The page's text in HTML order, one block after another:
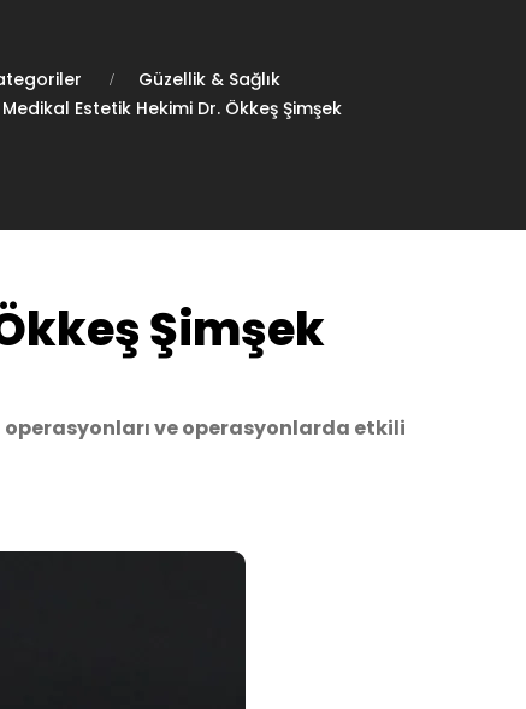
Güzellik & Sağlık
Estetik Hekimi Dr. Ökkeş Şimşek
Şimşek
operasyonları ve operasyonlarda etkili